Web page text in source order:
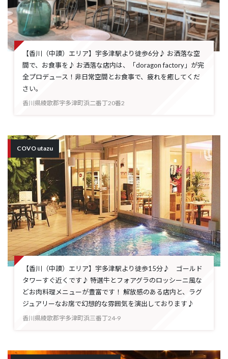
【香川（中讃）エリア】宇多津駅より徒歩6分♪ お洒落な空
間で、お食事を♪ お洒落な店内は、「doragon factory」が完
全プロデュース！非日常空間とお食事で、疲れを癒してくだ
さい。
香川県綾歌郡宇多津町浜二番丁20番2
COVO utazu
【香川（中讃）エリア】宇多津駅より徒歩15分♪ ゴールド
タワーすぐ近くです♪ 特選牛とフォアグラのロッシーニ風な
どお肉料理メニューが豊富です！ 解放感のある店内と、ラグ
ジュアリーなお席で幻想的な雰囲気を演出しております♪
香川県綾歌郡宇多津町浜三番丁24-9